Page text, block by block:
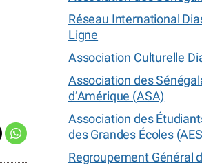
Réseau International
Ligne
Association Culturelle
Association des
d’Amérique (ASA)
Association des
des Grandes Écoles
Regroupement Général